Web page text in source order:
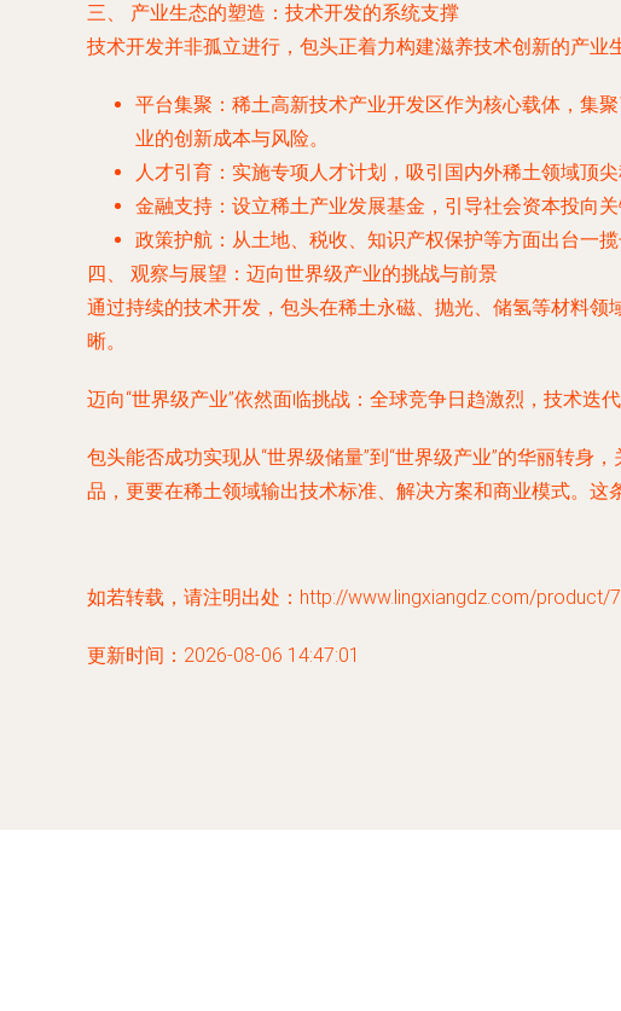
三、 产业生态的塑造：技术开发的系统支撑
技术开发并非孤立进行，包头正着力构建滋养技术创新的产业
平台集聚 ：稀土高新技术产业开发区作为核心载体，集
业的创新成本与风险。
人才引育 ：实施专项人才计划，吸引国内外稀土领域顶
金融支持 ：设立稀土产业发展基金，引导社会资本投向
政策护航 ：从土地、税收、知识产权保护等方面出台一
四、 观察与展望：迈向世界级产业的挑战与前景
通过持续的技术开发，包头在稀土永磁、抛光、储氢等材料
晰。
迈向“世界级产业”依然面临挑战：全球竞争日趋激烈，技术迭
包头能否成功实现从“世界级储量”到“世界级产业”的华丽转
品，更要在稀土领域输出技术标准、解决方案和商业模式。
如若转载，请注明出处：http://www.lingxiangdz.com/product/
更新时间：2026-08-06 14:47:01